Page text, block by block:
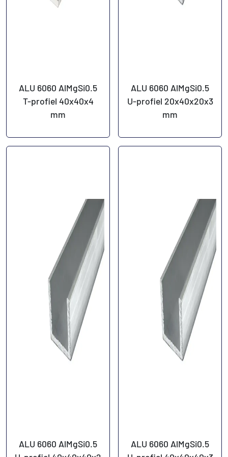
ALU 6060 AlMgSi0.5
T-profiel 40x40x4
mm
ALU 6060 AlMgSi0.5
U-profiel 20x40x20x3
mm
ALU 6060 AlMgSi0.5
ALU 6060 AlMgSi0.5